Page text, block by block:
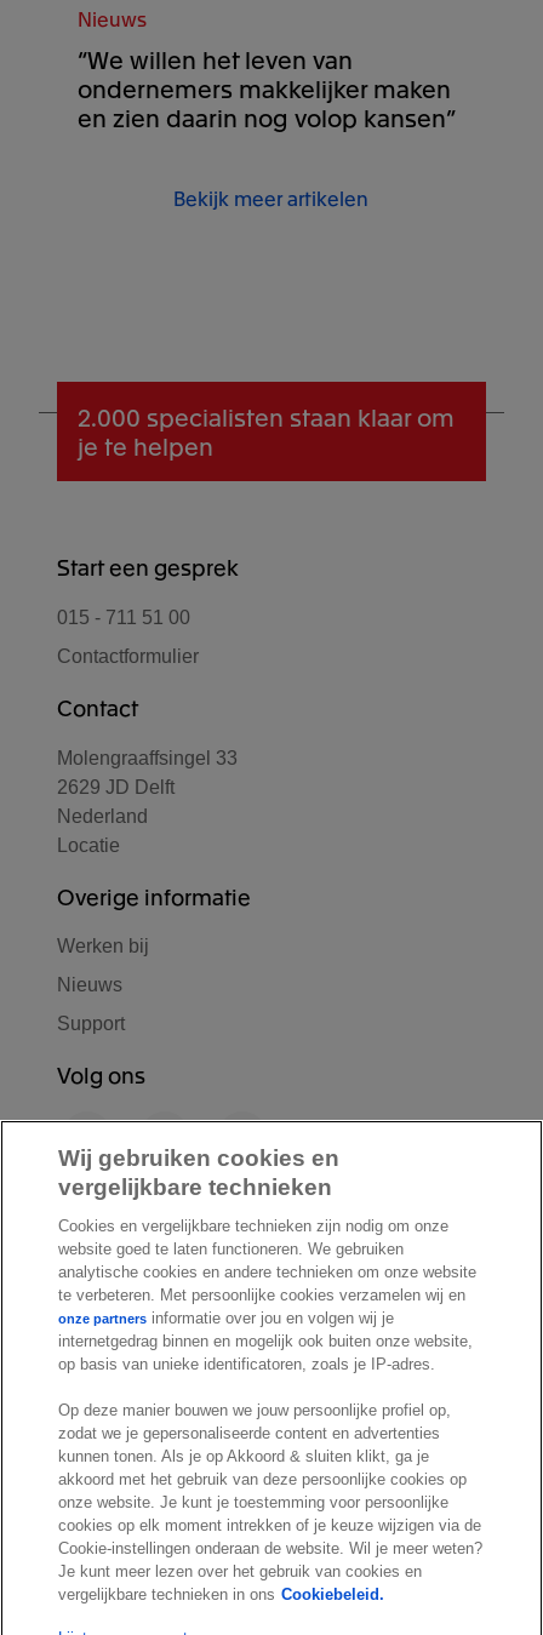
Nieuws
“We willen het leven van
ondernemers makkelijker maken
en zien daarin nog volop kansen”
Bekijk meer artikelen
2.000 specialisten staan klaar om
je te helpen
Start een gesprek
015 - 711 51 00
Contactformulier
Contact
Molengraaffsingel 33
2629 JD Delft
Nederland
Locatie
Overige informatie
Werken bij
Nieuws
Support
Volg ons
F
a
c
o
o
k
L
i
n
d
I
n
Y
o
u
u
b
e
n
s
t
a
g
r
a
m
S
p
o
t
i
f
y
© Exact 2026
Cookie statement
Cookie settings
Marketing preferences
Disclaimer
Site conditions
Terms & conditions
Wij gebruiken cookies en
vergelijkbare technieken
Cookies en vergelijkbare technieken zijn nodig om onze
website goed te laten functioneren. We gebruiken
analytische cookies en andere technieken om onze website
te verbeteren. Met persoonlijke cookies verzamelen wij en
onze partners informatie over jou en volgen wij je
internetgedrag binnen en mogelijk ook buiten onze website,
op basis van unieke identificatoren, zoals je IP-adres.
Op deze manier bouwen we jouw persoonlijke profiel op,
zodat we je gepersonaliseerde content en advertenties
kunnen tonen. Als je op Akkoord & sluiten klikt, ga je
akkoord met het gebruik van deze persoonlijke cookies op
onze website. Je kunt je toestemming voor persoonlijke
cookies op elk moment intrekken of je keuze wijzigen via de
Cookie-instellingen onderaan de website. Wil je meer weten?
Je kunt meer lezen over het gebruik van cookies en
vergelijkbare technieken in ons Cookiebeleid.